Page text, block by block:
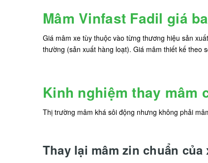
Mâm Vinfast Fadil giá
Giá mâm xe tùy thuộc vào từng thương hiệu sản
thường (sản xuất hàng loạt). Giá mâm thiết kế theo
Kinh nghiệm thay mâm
Thị trường mâm khá sôi động nhưng không phải
Thay lại mâm zin chuẩn của